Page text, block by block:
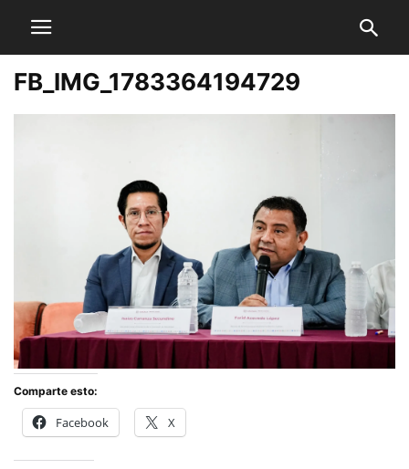
FB_IMG_1783364194729
Comparte esto:
Facebook X